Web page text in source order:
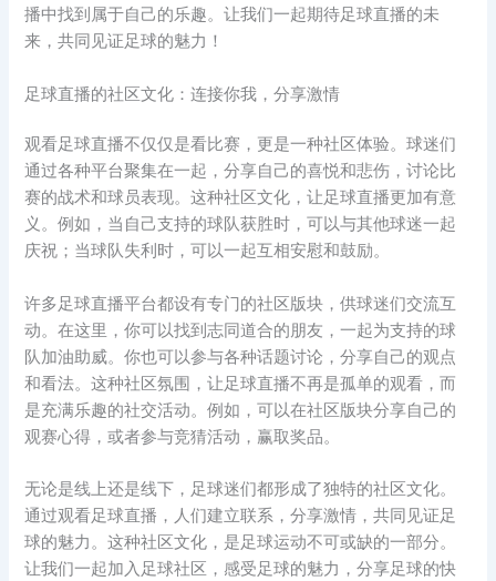
播中找到属于自己的乐趣。让我们一起期待足球直播的未
来，共同见证足球的魅力！
足球直播的社区文化：连接你我，分享激情
观看足球直播不仅仅是看比赛，更是一种社区体验。球迷们
通过各种平台聚集在一起，分享自己的喜悦和悲伤，讨论比
赛的战术和球员表现。这种社区文化，让足球直播更加有意
义。例如，当自己支持的球队获胜时，可以与其他球迷一起
庆祝；当球队失利时，可以一起互相安慰和鼓励。
许多足球直播平台都设有专门的社区版块，供球迷们交流互
动。在这里，你可以找到志同道合的朋友，一起为支持的球
队加油助威。你也可以参与各种话题讨论，分享自己的观点
和看法。这种社区氛围，让足球直播不再是孤单的观看，而
是充满乐趣的社交活动。例如，可以在社区版块分享自己的
观赛心得，或者参与竞猜活动，赢取奖品。
无论是线上还是线下，足球迷们都形成了独特的社区文化。
通过观看足球直播，人们建立联系，分享激情，共同见证足
球的魅力。这种社区文化，是足球运动不可或缺的一部分。
让我们一起加入足球社区，感受足球的魅力，分享足球的快